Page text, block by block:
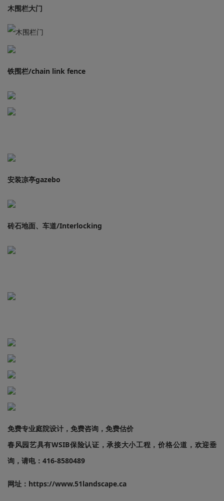
木围栏大门
铁围栏/chain link fence
安装凉亭gazebo
砖石地面、车道/Interlocking
免费专业庭院设计，免费咨询，免费估价
春风园艺具有WSIB保险认证，承接大小工程，价格公道，欢迎垂
询，请电：416-8580489
网址：https://www.51landscape.ca